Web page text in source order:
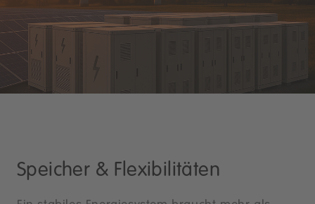
Speicher & Flexibilitäten